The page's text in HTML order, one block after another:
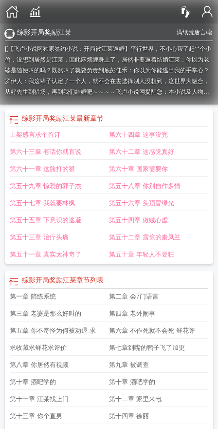
满纸荒唐言/著
综影开局奖励江莱
[[【飞卢小说网独家签约小说：开局被江莱逼婚】平行世界，不小心帮了赶**个小
偷，没想到居然是江莱，因此麻烦缠身上了，居然非要逼着结婚江莱：你以为老
婆是随便叫的吗？既然叫了就要负责到底彭佳禾：你以为你能逃出我的手掌心？
罗伊人：我这辈子认定了一个人，就不会在去选择别人没想到，这世界大融合，
从好先生到猎场，再到我们结婚吧～～～～飞卢小说网提醒您：本小说及人物纯
属虚构，如有雷同，纯属巧合，切勿模仿。]如果您喜欢开局被江莱逼婚，别忘记
分享给朋友.
开局被江莱捡回家开局遇见江莱
莱 开局被江莱逼婚免费
第八区开局江莱是我老婆 开局就被江莱开局被江莱逼婚 满纸荒唐言
开局力挺江莱
开局娶江莱开局被逼婚总裁姐姐疯狂撩我开局就和江莱离婚
局把江莱捡回家第八区开局被江莱睡的开局就和江莱结婚开局江莱
挺江莱开局和江莱怀孕了 开局被江莱迫婚
综影开局奖励江莱最新章节
上架感言求个首订 第六十四章 这事没完
第六十三章 有话你就直说 第六十二章 这感觉真好
第六十一章 这脸打的狠 第六十章 国家需要你
第五十九章 惊恐的郭子杰 第五十八章 你别自作多情
第五十七章 我就要林枫 第五十六章 头顶冒绿光
第五十五章 下意识的逃避 第五十四章 做贼心虚
第五十三章 治疗头痛 第五十二章 震惊的秦凤兰
第五十一章 真实太神奇了 第五十章 年轻人不要狂
综影开局奖励江莱章节列表
第一章 陪练系统 第二章 会7门语言
第三章 老婆是那么好叫的 第四章 老外闹事
第五章 你不奇怪为何被劝退 求 第六章 不作死就不会死 鲜花评
求收藏求鲜花求评价 第七章到嘴的鸭子飞了加更
第八章 你居然有视频 第九章 被调查
第十章 酒吧学的 第十章 酒吧学的
第十一章 江莱找上门 第十二章 家里来电
第十三章 你个直男 第十四章 徐丽